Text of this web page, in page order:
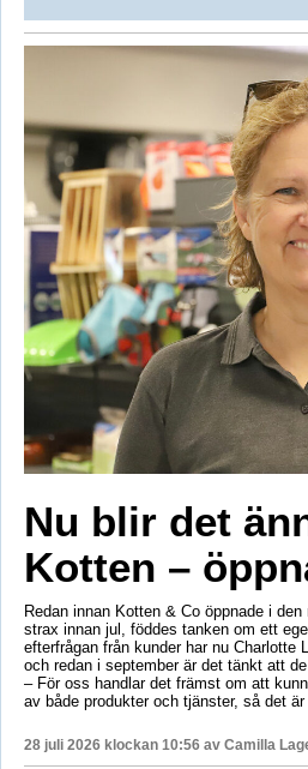
Nu blir det
Kotten –
Redan innan Kotten & Co öppnade i
strax innan jul, föddes tanken om ett
efterfrågan från kunder har nu
och redan i september är det tänkt att
– För oss handlar det främst om att
av både produkter och tjänster, så det
28 juli 2026 klockan 10:56 av Camilla